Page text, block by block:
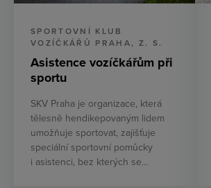
SPORTOVNÍ KLUB
VOZÍČKÁŘŮ PRAHA, Z. S.
Asistence vozíčkářům při
sportu
SKV Praha je organizace, která
tělesně hendikepovaným lidem
umožňuje sportovat, zajišťuje
speciální sportovní pomůcky
i asistenci, bez kterých se…